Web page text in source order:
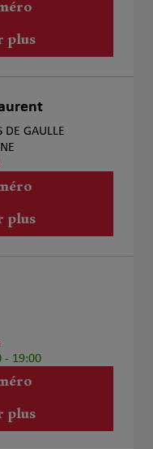
plus
DE GAULLE
plus
- 19:00
plus